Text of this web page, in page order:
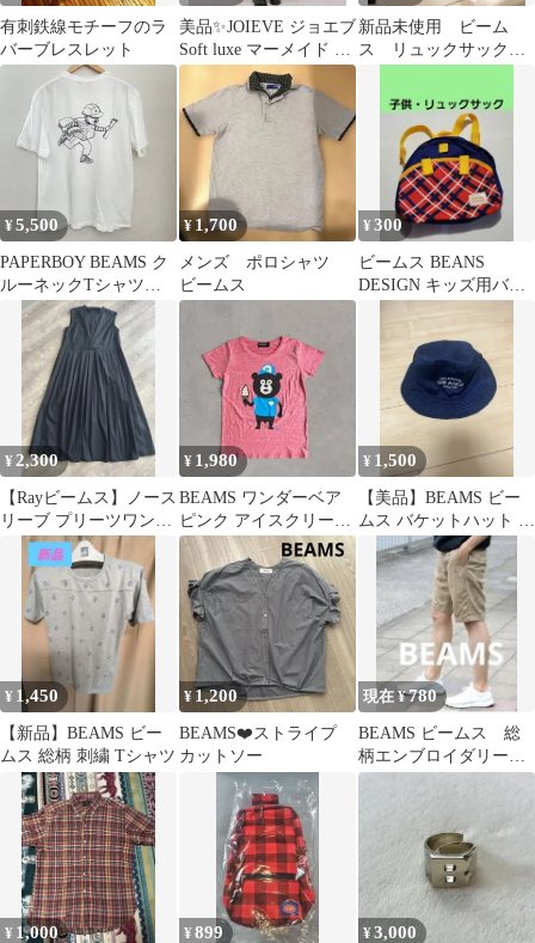
有刺鉄線モチーフのラ
バーブレスレット
美品✨️JOIEVE ジョエブ
Soft luxe マーメイド ワ
ンピース 黒
新品未使用 ビーム
ス リュックサック
¥5,500
PAPERBOY BEAMS ク
ルーネックTシャツ
XL
¥ 1,700
メンズ ポロシャツ
ビームス
¥300
ビームス BEANS
DESIGN キッズ用バッ
¥2,300
【Rayビームス】ノース
リーブ プリーツワンピ
ース ブラック
¥ 1,980
BEAMS ワンダーベア
ピンク アイスクリーム
Tシャツ【古着】
¥ 1,500
【美品】BEAMS ビー
ムス バケットハット ネ
イビー ロゴ刺繍 フリー
サイズ
¥ 1,450
【新品】BEAMS ビー
ムス 総柄 刺繍 Tシャツ
¥ 1,200
BEAMS❤️ストライプ
カットソー
現在 ¥780
BEAMS ビームス 総
柄エンブロイダリーチ
ノショーツ 刺繍 シ
¥ 1,000 ¥899 ¥3,000